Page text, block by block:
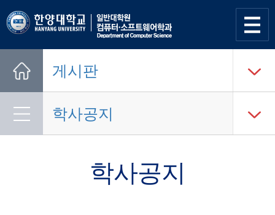
사이트
게시판
학사공지
학사공지